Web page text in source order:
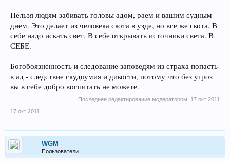
Нельзя людям забивать головы адом, раем и вашим судным
днем. Это делает из человека скота в узде, но все же скота. В
себе надо искать свет. В себе открывать источники света. В
СЕБЕ.
Богобоязненность и следование заповедям из страха попасть
в ад - следствие скудоумия и дикости, потому что без угроз
вы в себе добро воспитать не можете.
Последнее редактирование модератором: 17 окт 2011
17 окт 2011
WGM
Пользователи